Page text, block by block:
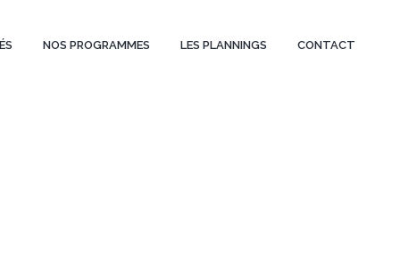
NOS PROGRAMMES LES PLANNINGS CONTACT